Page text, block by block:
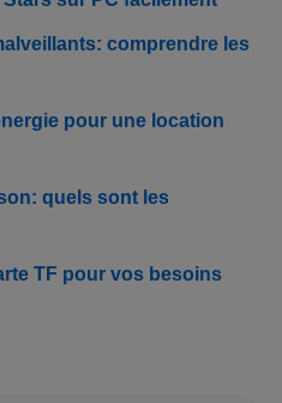
comprendre les
pour une location
quels sont les
TF pour vos besoins